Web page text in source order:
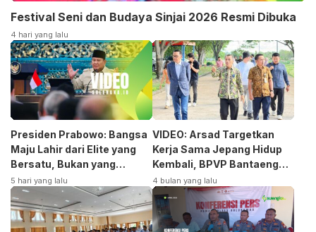
Festival Seni dan Budaya Sinjai 2026 Resmi Dibuka
4 hari yang lalu
Presiden Prabowo: Bangsa
Maju Lahir dari Elite yang
Bersatu, Bukan yang
Terpecah
5 hari yang lalu
VIDEO: Arsad Targetkan
Kerja Sama Jepang Hidup
Kembali, BPVP Bantaeng
Siap Bangkitkan Jurusan
Otomotif
4 bulan yang lalu